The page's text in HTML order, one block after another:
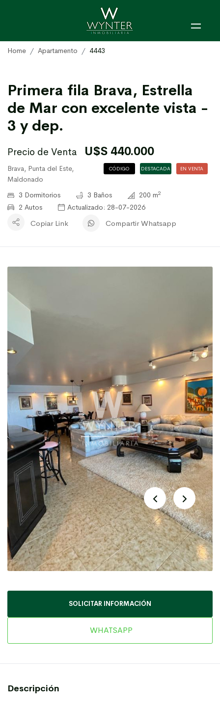
Home Apartamento 4443
Primera fila Brava, Estrella
de Mar con excelente vista -
3 y dep.
Precio de Venta U$S 440.000
Brava, Punta del Este,
Maldonado
CÓDIGO
DESTACADA EN VENTA
3 Dormitorios 3 Baños 200 m2
2 Autos Actualizado: 28-07-2026
Copiar Link Compartir Whatsapp
SOLICITAR INFORMACIÓN
WHATSAPP
Descripción